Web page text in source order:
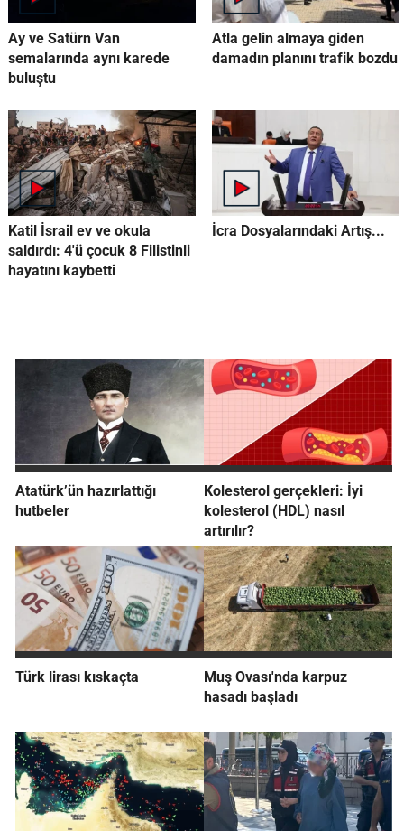
Ay ve Satürn Van
semalarında aynı karede
buluştu
Atla gelin almaya giden
damadın planını trafik bozdu
Katil İsrail ev ve okula
saldırdı: 4'ü çocuk 8 Filistinli
hayatını kaybetti
İcra Dosyalarındaki Artış...
Atatürk’ün hazırlattığı
hutbeler
Kolesterol gerçekleri: İyi
kolesterol (HDL) nasıl
artırılır?
Türk lirası kıskaçta
Muş Ovası'nda karpuz
hasadı başladı